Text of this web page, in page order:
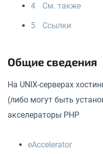
4 См. также
5 Ссылки
Общие сведения
На UNIX-серверах
(либо могут быть
акселераторы PHP
eAccelerator